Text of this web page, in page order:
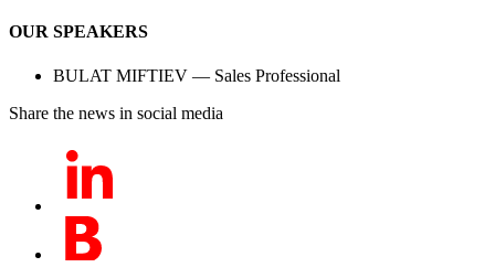
OUR SPEAKERS
BULAT MIFTIEV — Sales Professional
Share the news in social media